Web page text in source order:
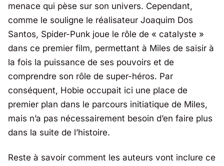
menace qui pèse sur son univers. Cependant,
comme le souligne le réalisateur Joaquim Dos
Santos, Spider-Punk joue le rôle de « catalyste »
dans ce premier film, permettant à Miles de saisir à
la fois la puissance de ses pouvoirs et de
comprendre son rôle de super-héros. Par
conséquent, Hobie occupait ici une place de
premier plan dans le parcours initiatique de Miles,
mais n’a pas nécessairement besoin d’en faire plus
dans la suite de l’histoire.
Reste à savoir comment les auteurs vont inclure ce